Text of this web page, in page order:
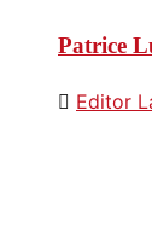
Patrice
Editor